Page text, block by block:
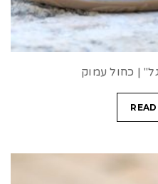
| כחול עמוק